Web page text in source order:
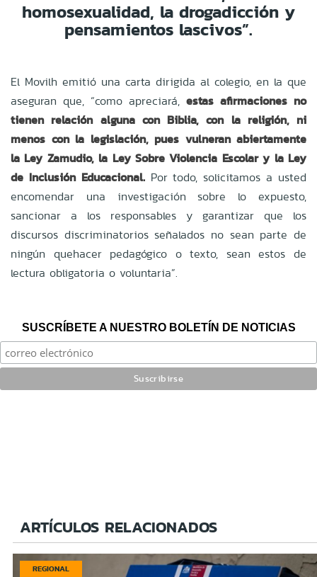
homosexualidad, la drogadicción y
pensamientos lascivos”.
El Movilh emitió una carta dirigida al colegio, en la que
aseguran que, “como apreciará, estas afirmaciones no
tienen relación alguna con Biblia, con la religión, ni
menos con la legislación, pues vulneran abiertamente
la Ley Zamudio, la Ley Sobre Violencia Escolar y la Ley
de Inclusión Educacional.Por todo, solicitamos a usted
encomendar una investigación sobre lo expuesto,
sancionar a los responsables y garantizar que los
discursos discriminatorios señalados no sean parte de
ningún quehacer pedagógico o texto, sean estos de
lectura obligatoria o voluntaria”.
SUSCRÍBETE A NUESTRO BOLETÍN DE NOTICIAS
ARTÍCULOS RELACIONADOS
REGIONAL